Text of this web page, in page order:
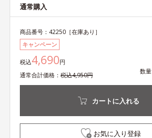
通常購入
商品番号： 42250 ［在庫あり］
キャンペーン
税込4,690円
通常合計価格： 税込4,950円 数量
カートに入れる
お気に入り登録